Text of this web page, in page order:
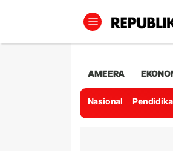
AMEERA
Nasional